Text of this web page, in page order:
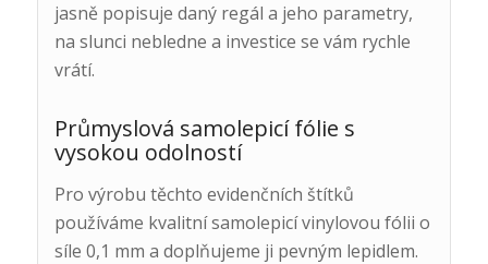
jasně popisuje daný regál a jeho parametry,
na slunci nebledne a investice se vám rychle
vrátí.
Průmyslová samolepicí fólie s
vysokou odolností
Pro výrobu těchto evidenčních štítků
používáme kvalitní samolepicí vinylovou fólii o
síle 0,1 mm a doplňujeme ji pevným lepidlem.